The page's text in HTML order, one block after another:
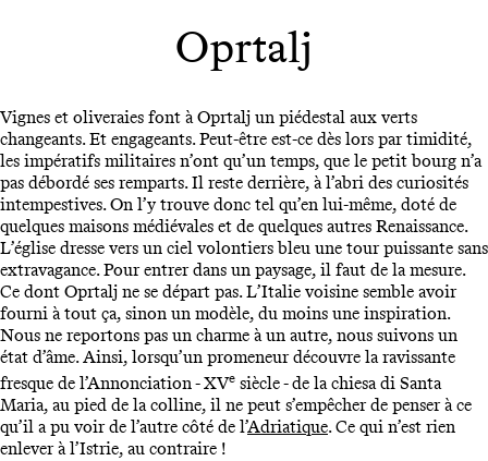
Oprtalj
Vignes et oliveraies font à Oprtalj un piédestal aux verts
changeants. Et engageants. Peut-être est-ce dès lors par timidité,
les impératifs militaires n’ont qu’un temps, que le petit bourg n’a
pas débordé ses remparts. Il reste derrière, à l’abri des curiosités
intempestives. On l’y trouve donc tel qu’en lui-même, doté de
quelques maisons médiévales et de quelques autres Renaissance.
L’église dresse vers un ciel volontiers bleu une tour puissante sans
extravagance. Pour entrer dans un paysage, il faut de la mesure.
Ce dont Oprtalj ne se départ pas. L’Italie voisine semble avoir
fourni à tout ça, sinon un modèle, du moins une inspiration.
Nous ne reportons pas un charme à un autre, nous suivons un
état d’âme. Ainsi, lorsqu’un promeneur découvre la ravissante
fresque de l’Annonciation - XVe siècle - de la chiesa di Santa
Maria, au pied de la colline, il ne peut s’empêcher de penser à ce
qu’il a pu voir de l’autre côté de l’Adriatique. Ce qui n’est rien
enlever à l’Istrie, au contraire !